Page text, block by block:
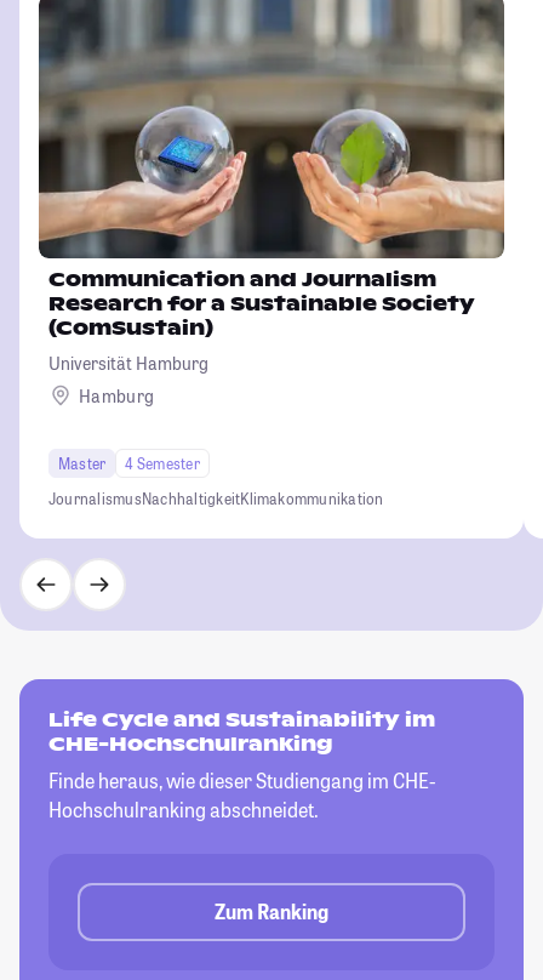
Communication and Journalism
Research for a Sustainable Society
(ComSustain)
Universität Hamburg
Hamburg
Master
4 Semester
JournalismusNachhaltigkeitKlimakommunikation
Life Cycle and Sustainability im
CHE-Hochschulranking
Finde heraus, wie dieser Studiengang im CHE-
Hochschulranking abschneidet.
Zum Ranking